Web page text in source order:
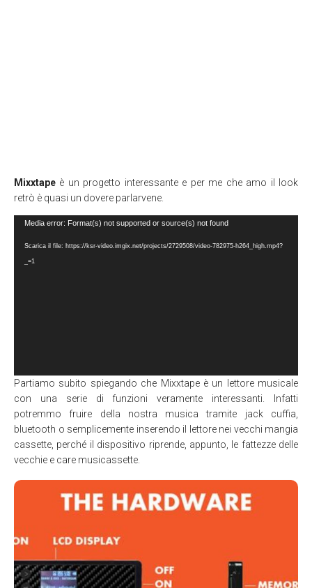
Mixxtape è un progetto interessante e per me che amo il look
retrò è quasi un dovere parlarvene.
Video
Media error: Format(s) not supported or source(s) not found
Scarica il file: https://ksr-video.imgix.net/projects/2729508/video-782975-h264_high.mp4?
_=1
Partiamo subito spiegando che Mixxtape è un lettore musicale
con una serie di funzioni veramente interessanti. Infatti
potremmo fruire della nostra musica tramite jack cuffia,
bluetooth o semplicemente inserendo il lettore nei vecchi mangia
cassette, perché il dispositivo riprende, appunto, le fattezze delle
vecchie e care musicassette.